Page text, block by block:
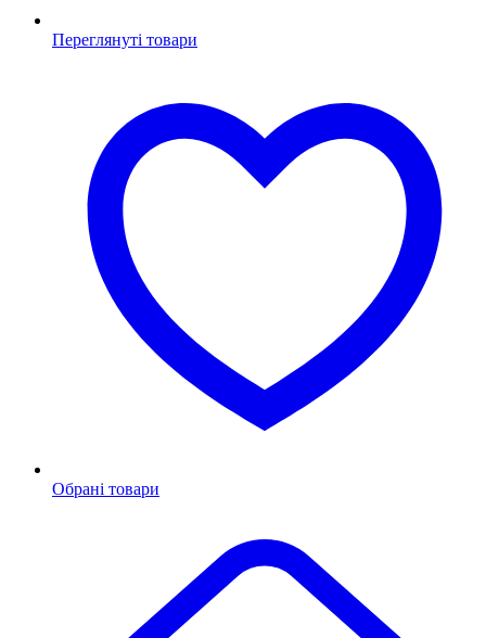
Переглянуті товари
Обрані товари